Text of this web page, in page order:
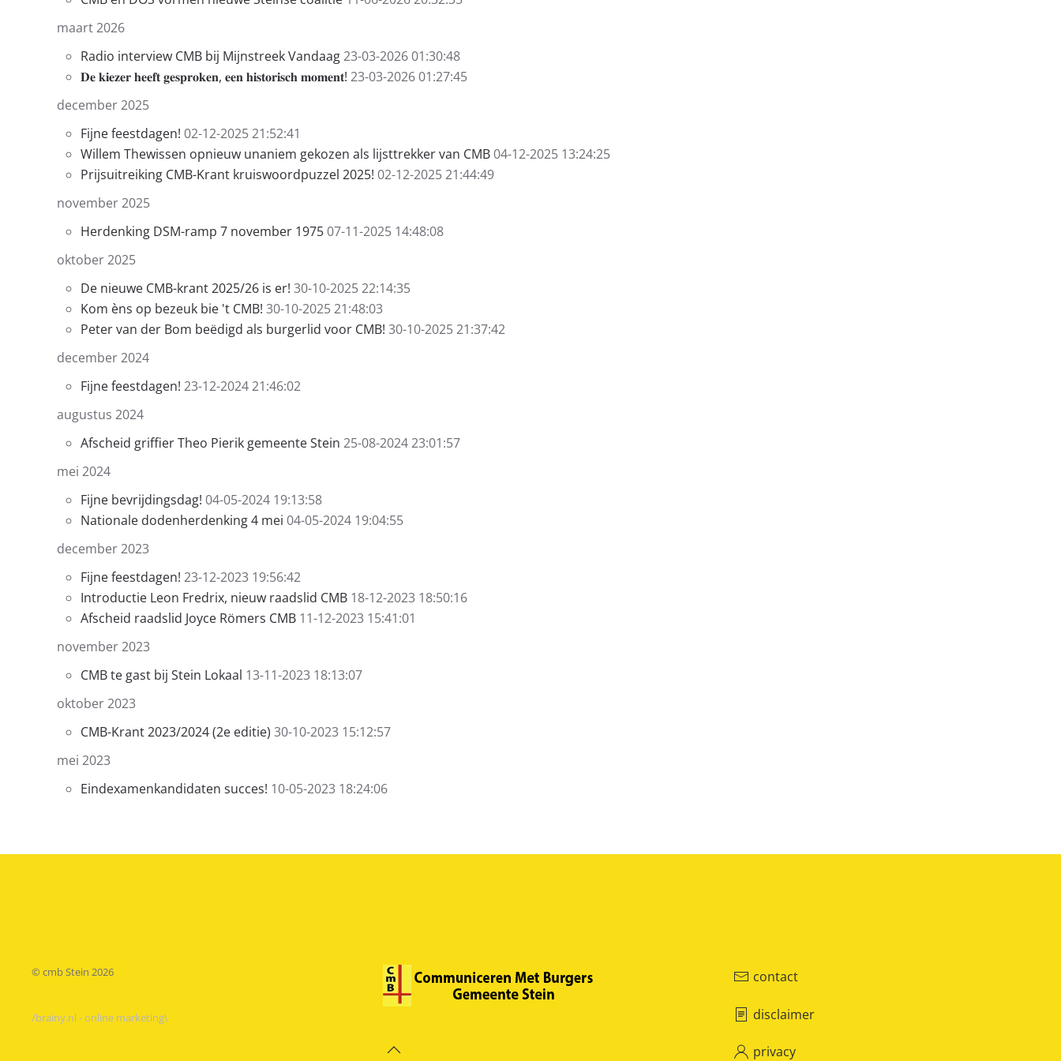
maart 2026
Radio interview CMB bij Mijnstreek Vandaag23-03-2026 01:30:48
𝐃𝐞 𝐤𝐢𝐞𝐳𝐞𝐫 𝐡𝐞𝐞𝐟𝐭 𝐠𝐞𝐬𝐩𝐫𝐨𝐤𝐞𝐧, 𝐞𝐞𝐧 𝐡𝐢𝐬𝐭𝐨𝐫𝐢𝐬𝐜𝐡 𝐦𝐨𝐦𝐞𝐧𝐭! 23-03-2026 01:27:45
december 2025
Fijne feestdagen! 02-12-2025 21:52:41
Willem Thewissen opnieuw unaniem gekozen als lijsttrekker van CMB04-12-2025 13:24:25
Prijsuitreiking CMB-Krant kruiswoordpuzzel 2025! 02-12-2025 21:44:49
november 2025
Herdenking DSM-ramp 7 november 197507-11-2025 14:48:08
oktober 2025
De nieuwe CMB-krant 2025/26 is er! 30-10-2025 22:14:35
Kom èns op bezeuk bie 't CMB! 30-10-2025 21:48:03
Peter van der Bom beëdigd als burgerlid voor CMB! 30-10-2025 21:37:42
december 2024
Fijne feestdagen! 23-12-2024 21:46:02
augustus 2024
Afscheid griffier Theo Pierik gemeente Stein 25-08-2024 23:01:57
mei 2024
Fijne bevrijdingsdag! 04-05-2024 19:13:58
Nationale dodenherdenking 4 mei 04-05-2024 19:04:55
december 2023
Fijne feestdagen! 23-12-2023 19:56:42
Introductie Leon Fredrix, nieuw raadslid CMB 18-12-2023 18:50:16
Afscheid raadslid Joyce Römers CMB 11-12-2023 15:41:01
november 2023
CMB te gast bij Stein Lokaal 13-11-2023 18:13:07
oktober 2023
CMB-Krant 2023/2024 (2e editie) 30-10-2023 15:12:57
mei 2023
Eindexamenkandidaten succes! 10-05-2023 18:24:06
© cmb Stein 2026
/brainy.nl - online marketing\
contact
disclaimer
privacy